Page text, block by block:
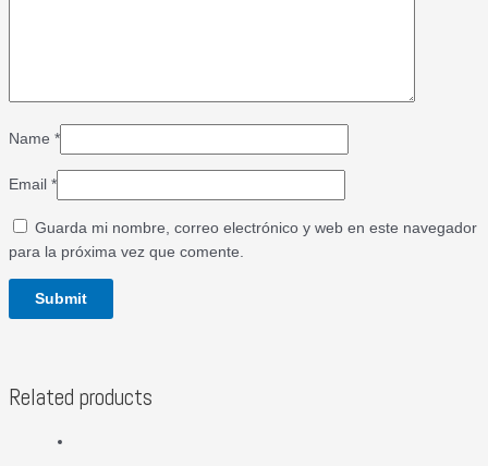
Name *
Email *
Guarda mi nombre, correo electrónico y web en este navegador
para la próxima vez que comente.
Related products